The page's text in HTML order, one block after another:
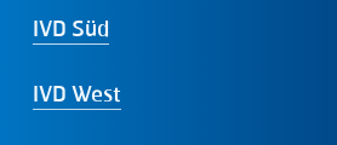
IVD Süd
IVD West